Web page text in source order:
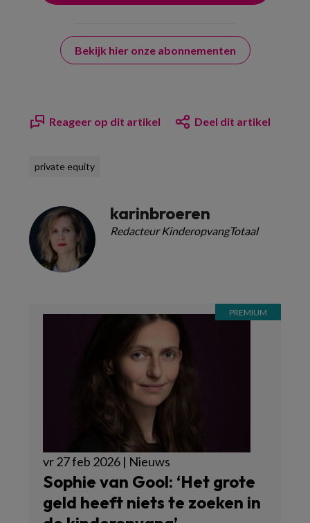
Bekijk hier onze abonnementen
Reageer op dit artikel Deel dit artikel
private equity
karinbroeren
Redacteur KinderopvangTotaal
vr 27 feb 2026 | Nieuws
Sophie van Gool: ‘Het grote
geld heeft niets te zoeken in